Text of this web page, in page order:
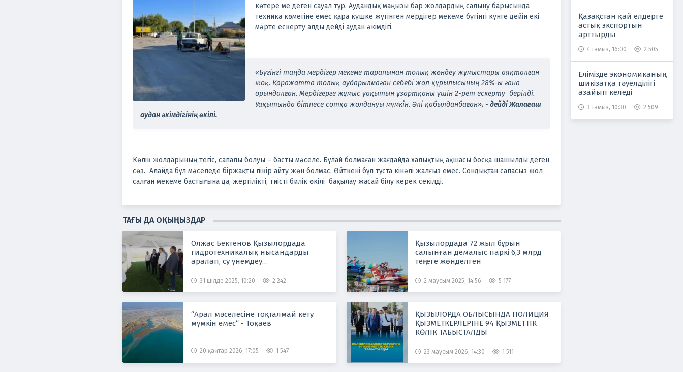
көтере ме деген сауал тұр. Аудандық маңызы бар жолдардың салыну барысында
техника көмегіне емес қара күшке жүгінген мердігер мекеме бүгінгі күнге дейін екі
мәрте ескерту алды дейді аудан әкімдігі.
«Бүгінгі таңда мердігер мекеме тарапынан толық жөндеу жұмыстары аяқталған
жоқ. Қаражатта толық аударылмаған себебі жол құрылысының 28%-ы ғана
орындалған. Мердігерге жұмыс уақытын ұзартқаны үшін 2-рет ескерту берілді.
Уақытында бітпесе сотқа жолдануы мүмкін. Әлі қабылданбаған», - дейді Жалағаш
аудан әкімдігінің өкілі.
Көлік жолдарының тегіс, сапалы болуы – басты мәселе. Бұлай болмаған жағдайда халықтың ақшасы босқа шашылды деген
сөз. Алайда бұл мәселеде біржақты пікір айту жөн болмас. Өйткені бұл тұста кінәлі жалғыз емес. Сондықтан сапасыз жол
салған мекеме бастығына да, жергілікті, тиісті билік өкілі бақылау жасай білу керек секілді.
ТАҒЫ ДА ОҚЫҢЫЗДАР
Олжас Бектенов Қызылордада
гидротехникалық нысандарды
аралап, су үнемдеу
тексерді
31 шілде 2025, 10:20 2 242
Қызылордада 72 жыл бұрын
салынған демалыс паркі 6,3 млрд
теңгеге жөнделген
2 маусым 2025, 14:56 5 177
“Арал мәселесіне тоқталмай кету
мүмкін емес“ - Тоқаев
20 қаңтар 2026, 17:05 1 547
ҚЫЗЫЛОРДА ОБЛЫСЫНДА ПОЛИЦИЯ
ҚЫЗМЕТКЕРЛЕРІНЕ 94 ҚЫЗМЕТТІК
КӨЛІК ТАБЫСТАЛДЫ
23 маусым 2026, 14:30 1 511
Қазақстан қай елдерге
астық экспортын
арттырды
4 тамыз, 16:00 2 505
Елімізде экономиканың
шикізатқа тәуелділігі
азайып келеді
3 тамыз, 10:30 2 509